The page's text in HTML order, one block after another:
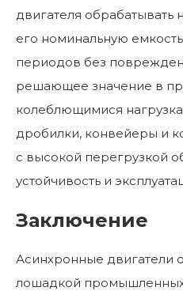
двигателя
его номинальную
периодов без
решающее значение в
колеблющимися
дробилки, конвейеры и
с высокой перегрузкой
устойчивость и
Заключение
Асинхронные двигатели
лошадкой промышленных